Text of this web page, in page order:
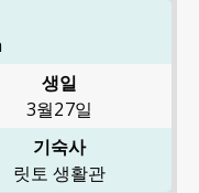
생일
3월27일
기숙사
릿토 생활관